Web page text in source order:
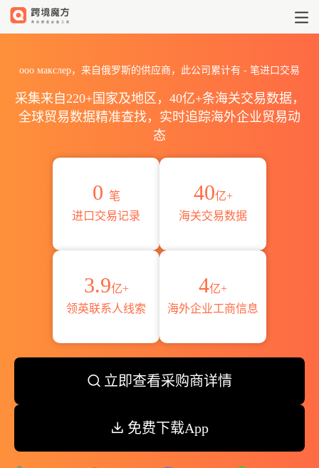
ооо макслер，来自俄罗斯的供应商，此公司累计有 - 笔进口交易
采集来自220+国家及地区，40亿+条海关交易数据，
全球贸易数据精准查找，实时追踪海外企业贸易动
态
0 笔
进口交易记录
40亿+
海关交易数据
3.9亿+
领英联系人线索
4亿+
海外企业工商信息
立即查看采购商详情
免费下载App